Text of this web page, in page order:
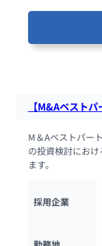
【M&Aベスト
M＆Aベストパー
の投資検討にお
ます。
採用企業